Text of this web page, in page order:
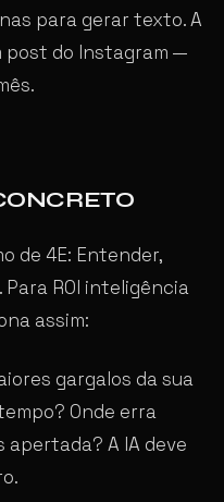
para gerar texto. A
post do Instagram —
de 4E: Entender,
ROI inteligência
assim:
gargalos da sua
Onde erra
apertada? A IA deve